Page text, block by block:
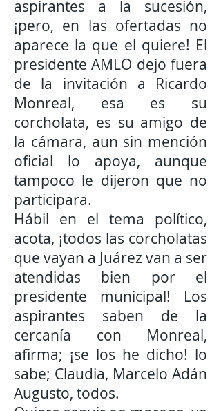
aspirantes a la sucesión,
¡pero, en las ofertadas no
aparece la que el quiere! El
presidente AMLO dejo fuera
de la invitación a Ricardo
Monreal, esa es su
corcholata, es su amigo de
la cámara, aun sin mención
oficial lo apoya, aunque
tampoco le dijeron que no
participara.
Hábil en el tema político,
acota, ¡todos las corcholatas
que vayan a Juárez van a ser
atendidas bien por el
presidente municipal! Los
aspirantes saben de la
cercanía con Monreal,
afirma; ¡se los he dicho! lo
sabe; Claudia, Marcelo Adán
Augusto, todos.